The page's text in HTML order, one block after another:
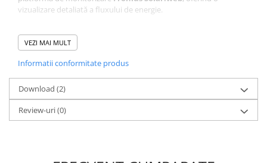
Cabluri medie tensiune aluminiu
Cabluri semnalizare si control
Cabluri speciale
Conductori flexibili cupru
Conductori rigizi
Conductori rigizi cupru
vizualizare detaliată a fluxului de energie.
Caracteristici Principale
✅Monitorizare de înaltă capacitate
până la400A, utilizând transformatori de curent externi.
✅Măsurare bidirecțională– Permite analiza atât a consumului
de energie, cât și a energiei injectate în rețea.
✅Integrare perfectă cu Fronius Solar.web– Datele pot fi
monitorizate în timp real prin intermediul platformei online
Fronius.
VEZI MAI MULT
Informatii conformitate produs
Download (2)
Review-uri(0)